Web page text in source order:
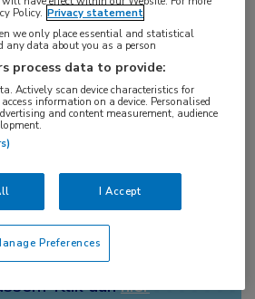
zijn.
informatie te kunnen
account
nodig om in te
al ingelogd? Dan heeft u
om deze
Wilt u uw
Klik danhier
Policy. Privacy statement
we only place essential and statistical
any data about you as a person
process data to provide:
Actively scan device characteristics for
information on a device. Personalised
and content measurement, audience
I Accept
Preferences